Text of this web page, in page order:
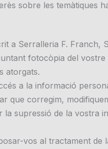
sobre les temàtiques
a Serralleria F. Franch,
fotocòpia del
atorgats.
a la informació
que corregim,
la supressió de la
vos al tractament